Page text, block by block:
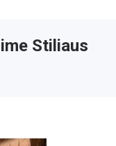
Stiliaus